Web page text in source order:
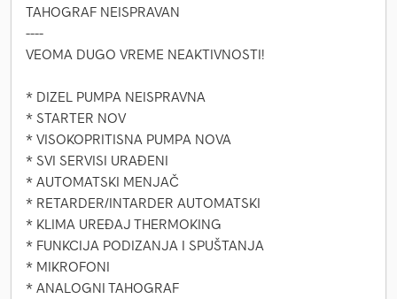
TAHOGRAF NEISPRAVAN
----
VEOMA DUGO VREME NEAKTIVNOSTI!
* DIZEL PUMPA NEISPRAVNA
* STARTER NOV
* VISOKOPRITISNA PUMPA NOVA
* SVI SERVISI URAĐENI
* AUTOMATSKI MENJAČ
* RETARDER/INTARDER AUTOMATSKI
* KLIMA UREĐAJ THERMOKING
* FUNKCIJA PODIZANJA I SPUŠTANJA
* MIKROFONI
* ANALOGNI TAHOGRAF